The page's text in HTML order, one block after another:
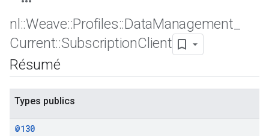
nl ::Weave::Profiles::DataManagement
Current::SubscriptionClient
Résumé
Types publics
@130